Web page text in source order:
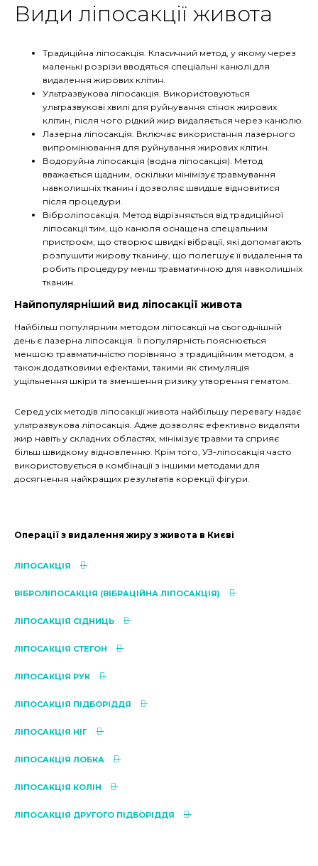
Види ліпосакції живота
Традиційна ліпосакція. Класичний метод, у якому через
маленькі розрізи вводяться спеціальні канюлі для
видалення жирових клітин.
Ультразвукова ліпосакція. Використовуються
ультразвукові хвилі для руйнування стінок жирових
клітин, після чого рідкий жир видаляється через канюлю.
Лазерна ліпосакція. Включає використання лазерного
випромінювання для руйнування жирових клітин.
Водоруйна ліпосакція (водна ліпосакція). Метод
вважається щадним, оскільки мінімізує травмування
навколишніх тканин і дозволяє швидше відновитися
після процедури.
Віброліпосакція. Метод відрізняється від традиційної
ліпосакції тим, що канюля оснащена спеціальним
пристроєм, що створює швидкі вібрації, які допомагають
розпушити жирову тканину, що полегшує її видалення та
робить процедуру менш травматичною для навколишніх
тканин.
Найпопулярніший вид ліпосакції живота
Найбільш популярним методом ліпосакції на сьогоднішній
день є лазерна ліпосакція. Її популярність пояснюється
меншою травматичністю порівняно з традиційним методом, а
також додатковими ефектами, такими як стимуляція
ущільнення шкіри та зменшення ризику утворення гематом.
Серед усіх методів ліпосакції живота найбільшу перевагу надає
ультразвукова ліпосакція. Адже дозволяє ефективно видаляти
жир навіть у складних областях, мінімізує травми та сприяє
більш швидкому відновленню. Крім того, УЗ-ліпосакція часто
використовується в комбінації з іншими методами для
досягнення найкращих результатів корекції фігури.
Операції з видалення жиру з живота в Києві
ЛІПОСАКЦІЯ
ВІБРОЛІПОСАКЦІЯ (ВІБРАЦІЙНА ЛІПОСАКЦІЯ)
ЛІПОСАКЦІЯ СІДНИЦЬ
ЛІПОСАКЦІЯ СТЕГОН
ЛІПОСАКЦІЯ РУК
ЛІПОСАКЦІЯ ПІДБОРІДДЯ
ЛІПОСАКЦІЯ НІГ
ЛІПОСАКЦІЯ ЛОБКА
ЛІПОСАКЦІЯ КОЛІН
ЛІПОСАКЦІЯ ДРУГОГО ПІДБОРІДДЯ